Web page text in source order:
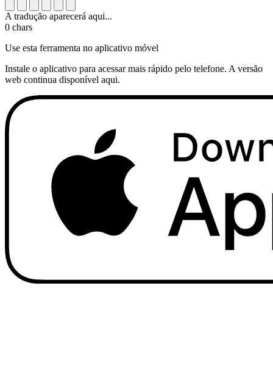
A tradução aparecerá aqui...
0 chars
Use esta ferramenta no aplicativo móvel
Instale o aplicativo para acessar mais rápido pelo telefone. A versão
web continua disponível aqui.